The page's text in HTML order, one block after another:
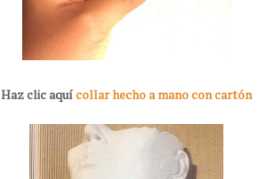
Haz clic aquícollar hecho a mano con cartón